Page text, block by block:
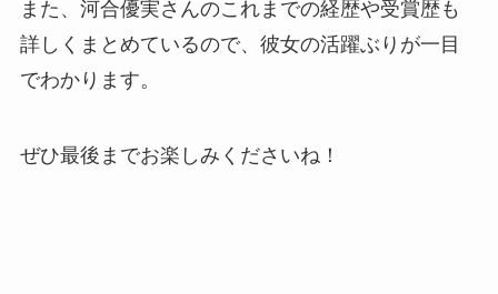
また、河合優実さんのこれまでの経歴や受賞歴も
詳しくまとめているので、彼女の活躍ぶりが一目
でわかります。
ぜひ最後までお楽しみくださいね！